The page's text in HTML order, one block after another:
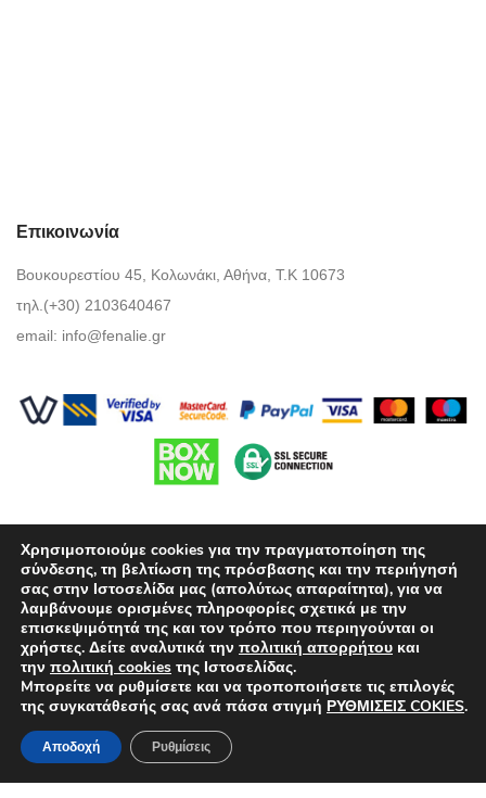
Επικοινωνία
Βουκουρεστίου 45, Κολωνάκι, Αθήνα, Τ.Κ 10673
τηλ.(+30) 2103640467
email: info@fenalie.gr
Όροι Χρήσης
Πολιτική προστασίας απορρήτου
Τρόποι Πληρωμής
Επιλογές Αποστολών
Πολιτική επιστροφών
Χρησιμοποιούμε cookies για την πραγματοποίηση της
σύνδεσης, τη βελτίωση της πρόσβασης και την περιήγησή
σας στην Ιστοσελίδα μας (απολύτως απαραίτητα), για να
λαμβάνουμε ορισμένες πληροφορίες σχετικά με την
επισκεψιμότητά της και τον τρόπο που περιηγούνται οι
χρήστες. Δείτε αναλυτικά την πολιτική απορρήτου και
την πολιτική cookies της Ιστοσελίδας.
Mπορείτε να ρυθμίσετε και να τροποποιήσετε τις επιλογές
της συγκατάθεσής σας ανά πάσα στιγμή ΡΥΘΜΙΣΕΙΣ COKIES.
Αποδοχή Ρυθμίσεις